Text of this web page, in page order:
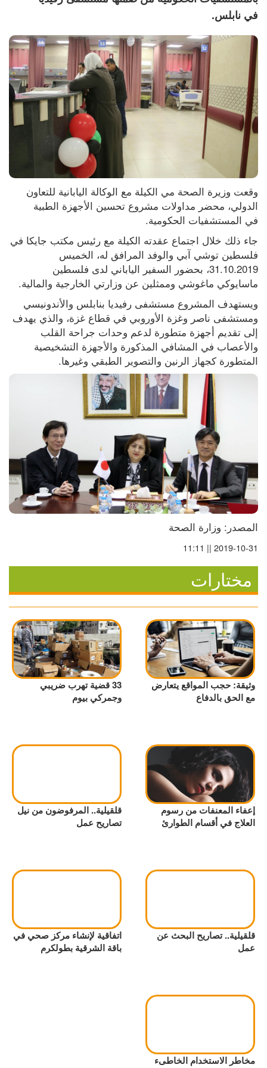
في نابلس.
في المستشفيات الحكومية.
ماسايوكي ماغوشي وممثلين عن وزارتي الخارجية والمالية.
المتطورة كجهاز الرنين والتصوير الطبقي وغيرها.
المصدر: وزارة الصحة
2019-10-31 || 11:11
مختارات
وثيقة: حجب المواقع يتعارض
مع الحق بالدفاع
33 قضية تهرب ضريبي
وجمركي بيوم
إعفاء المعنفات من رسوم
العلاج في أقسام الطوارئ
قلقيلية.. المرفوضون من نيل
تصاريح عمل
قلقيلية.. تصاريح البحث عن
عمل
اتفاقية لإنشاء مركز صحي في
باقة الشرقية بطولكرم
مخاطر الاستخدام الخاطىء